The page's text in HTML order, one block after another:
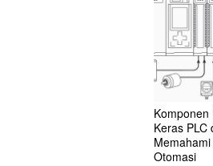
Keras PLC
Otomasi